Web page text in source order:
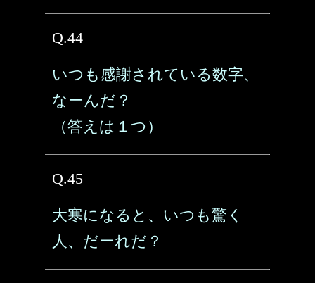
Q.44
いつも感謝されている数字、
なーんだ？
（答えは１つ）
Q.45
大寒になると、いつも驚く
人、だーれだ？